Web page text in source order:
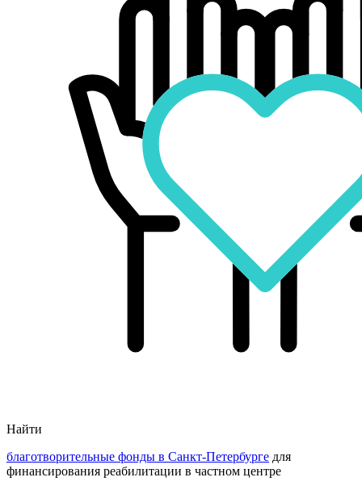
Найти
благотворительные фонды в Санкт-Петербурге для
финансирования реабилитации в частном центре